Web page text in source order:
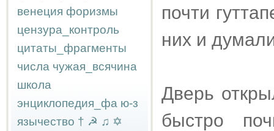
венеция форизмы
цензура_контроль
цитаты_фрагменты
числа чужая_всячина
школа
энциклопедия_фа ю-з
язычество † ☭ ♫ ✡
почти
них и
Дверь
быстро